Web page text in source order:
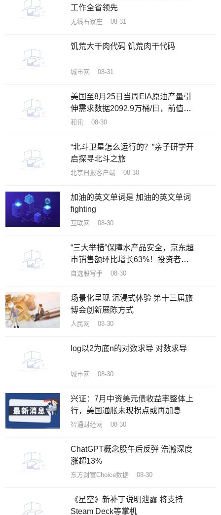
工作全省领先
无线石家庄 08-31
饥荒大干肉代码 饥荒肉干代码
城市网 08-31
美国至8月25日当周EIA原油产量引
伸需求数据2092.9万桶/日，前值
2060.9万桶/日
和讯 08-30
“北斗卫星怎么运行的？”亲子研学开
启探寻北斗之旅
北京日报客户端 08-30
加油的英文单词是 加油的英文单词
fighting
互联网 08-30
“三大举措”保障水产品安全，京东超
市销售额环比增长63%！投资者关
注原料安全可控|产业链情报站
自选股写手 08-30
场景化呈现 沉浸式体验 第十三届旅
博会创新展陈方式
人民网 08-30
log以2为底n的对数求导 对数求导
城市网 08-30
兴证：7月中资美元债收益率整体上
行，美国通胀未现拐点或再加息
智通财经网 08-30
ChatGPT概念股午后反弹 浩瀚深度
涨超13%
东方财富Choice数据 08-30
《星空》新补丁说明泄露 将支持
Steam Deck等掌机